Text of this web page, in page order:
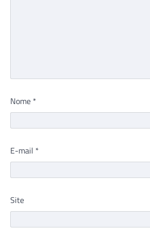
Nome *
E-mail *
Site